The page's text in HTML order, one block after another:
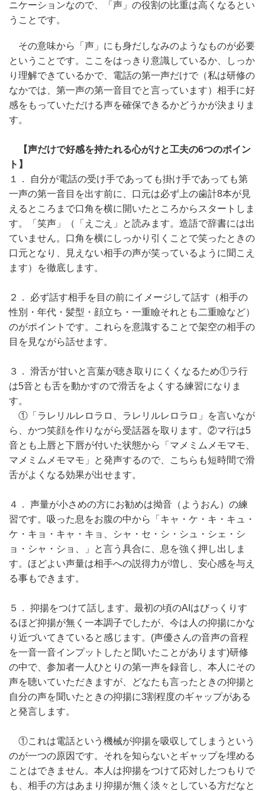
ニケーションなので、「声」の役割の比重は高くなるとい
うことです。
その意味から「声」にも身だしなみのようなものが必要
ということです。ここをはっきり意識しているか、しっか
り理解できているかで、電話の第一声だけで（私は研修の
なかでは、第一声の第一音目でと言っています）相手に好
感をもっていただける声を確保できるかどうかが決まりま
す。
【声だけで好感を持たれる心がけと工夫の6つのポイン
ト】
１． 自分が電話の受け手であっても掛け手であっても第
一声の第一音目を出す前に、口元は必ず上の歯計8本が見
えるところまで口角を横に開いたところからスタートしま
す。「笑声」（「えごえ」と読みます。造語で辞書には出
ていません。口角を横にしっかり引くことで笑ったときの
口元となり、見えない相手の声が笑っているように聞こえ
ます）を徹底します。
２． 必ず話す相手を目の前にイメージして話す（相手の
性別・年代・髪型・顔立ち・一重瞼それとも二重瞼など）
のがポイントです。これらを意識することで架空の相手の
目を見ながら話せます。
３． 滑舌が甘いと言葉が聴き取りにくくなるため①ラ行
は5音とも舌を動かすので滑舌をよくする練習になりま
す。
①「ラレリルレロラロ、ラレリルレロラロ」を言いなが
ら、かつ笑顔を作りながら受話器を取ります。②マ行は5
音とも上唇と下唇が付いた状態から「マメミムメモマモ、
マメミムメモマモ」と発声するので、こちらも短時間で滑
舌がよくなる効果が出せます。
４． 声量が小さめの方にお勧めは拗音（ようおん）の練
習です。吸った息をお腹の中から「キャ・ケ・キ・キュ・
ケ・キョ・キャ・キョ、シャ・セ・シ・シュ・シェ・シ
ョ・シャ・ショ、」と言う具合に、息を強く押し出しま
す。ほどよい声量は相手への説得力が増し、安心感を与え
る事もできます。
５． 抑揚をつけて話します。最初の頃のAIはびっくりす
るほど抑揚が無く一本調子でしたが、今は人の抑揚にかな
り近づいてきていると感じます。(声優さんの音声の音程
を一音一音インプットしたと聞いたことがあります)研修
の中で、参加者一人ひとりの第一声を録音し、本人にその
声を聴いていただきますが、どなたも言ったときの抑揚と
自分の声を聞いたときの抑揚に3割程度のギャップがある
と発言します。
①これは電話という機械が抑揚を吸収してしまうという
のが一つの原因です。それを知らないとギャップを埋める
ことはできません。本人は抑揚をつけて応対したつもりで
も、相手の方はあまり抑揚が無く淡々としている方だなと